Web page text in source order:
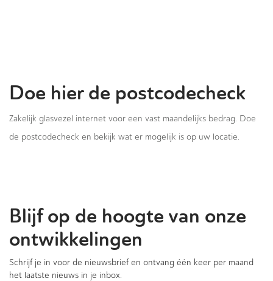
Doe hier de postcodecheck
Zakelijk glasvezel internet voor een vast maandelijks bedrag. Doe
de postcodecheck en bekijk wat er mogelijk is op uw locatie.
Blijf op de hoogte van onze
ontwikkelingen
Schrijf je in voor de nieuwsbrief en ontvang één keer per maand
het laatste nieuws in je inbox.